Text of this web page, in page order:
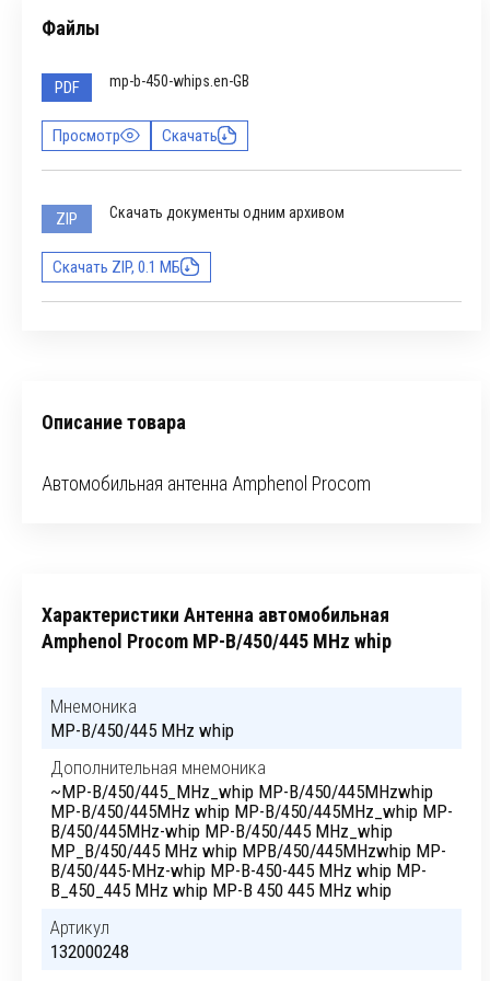
Файлы
PDF mp-b-450-whips.en-GB
Просмотр Скачать
ZIP Скачать документы одним архивом
Скачать ZIP, 0.1 МБ
Описание товара
Автомобильная антенна Amphenol Procom
Характеристики Антенна автомобильная
Amphenol Procom MP-B/450/445 MHz whip
Мнемоника
MP-B/450/445 MHz whip
Дополнительная мнемоника
~MP-B/450/445_MHz_whip MP-B/450/445MHzwhip
MP-B/450/445MHz whip MP-B/450/445MHz_whip MP-
B/450/445MHz-whip MP-B/450/445 MHz_whip
MP_B/450/445 MHz whip MPB/450/445MHzwhip MP-
B/450/445-MHz-whip MP-B-450-445 MHz whip MP-
B_450_445 MHz whip MP-B 450 445 MHz whip
Артикул
132000248